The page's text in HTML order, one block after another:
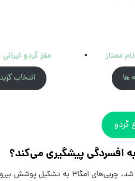
ممتاز
ها
مغز گردو
انتخاب
گردو
به افسردگی پیشگیری می‌کند؟
همان‌طور که پیش‌تر عنوان شد،